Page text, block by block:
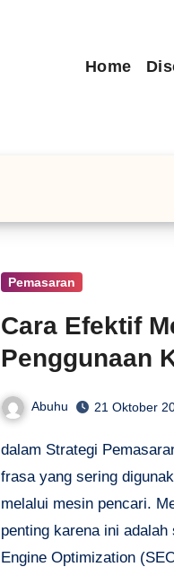
Home
Pemasaran
Cara Efektif
Penggunaan
Abuhu 21 Oktober
dalam Strategi
frasa yang sering
melalui mesin pencari.
penting karena ini
Engine Optimization